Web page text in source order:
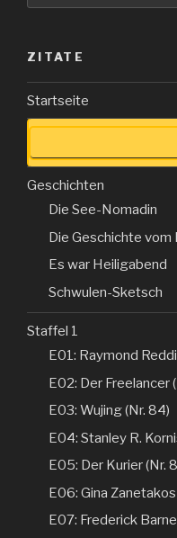
ZITATE
Startseite
Geschichten
Die See-Nomadin
Die Geschichte vom
Es war Heiligabend
Schwulen-Sketsch
Staffel 1
E01: Raymond
E02: Der Freelancer
E03: Wujing (Nr. 84)
E04: Stanley R.
E05: Der Kurier (Nr.
E06: Gina
E07: Frederick